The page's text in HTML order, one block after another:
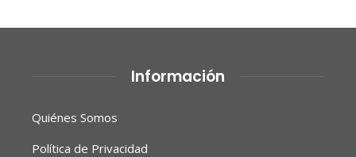
Información
Quiénes Somos
Política de Privacidad